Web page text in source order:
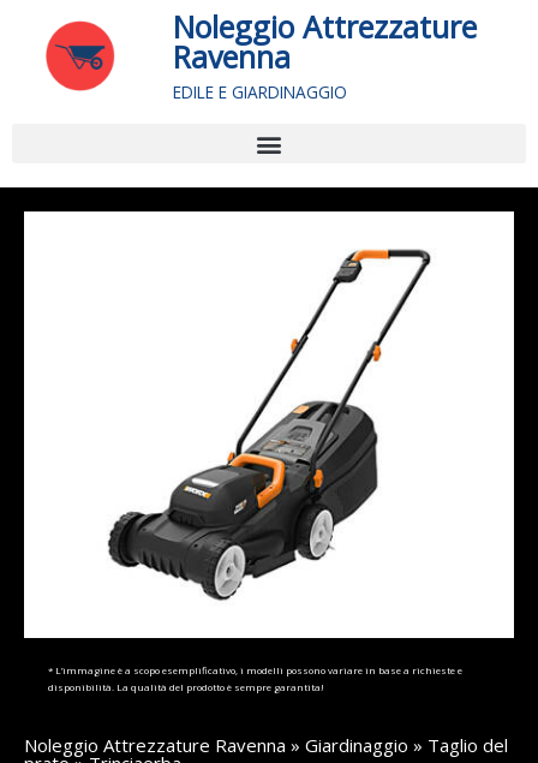
contenuto
Noleggio Attrezzature
Ravenna
EDILE E GIARDINAGGIO
Noleggio Attrezzature Ravenna » Giardinaggio » Taglio del
* L’immagine è a scopo esemplificativo, i modelli possono variare in base a richieste e
disponibilità. La qualità del prodotto è sempre garantita!